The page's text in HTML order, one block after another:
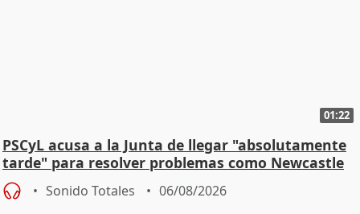
01:22
PSCyL acusa a la Junta de llegar "absolutamente
tarde" para resolver problemas como Newcastle
Sonido Totales 06/08/2026